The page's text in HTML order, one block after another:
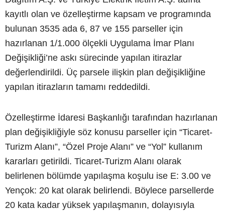
kayıtlı olan ve özelleştirme kapsam ve programında
bulunan 3535 ada 6, 87 ve 155 parseller için
hazırlanan 1/1.000 ölçekli Uygulama İmar Planı
Değişikliği’ne askı sürecinde yapılan itirazlar
değerlendirildi. Üç parsele ilişkin plan değişikliğine
yapılan itirazların tamamı reddedildi.
Özelleştirme İdaresi Başkanlığı tarafından hazırlanan
plan değişikliğiyle söz konusu parseller için “Ticaret-
Turizm Alanı”, “Özel Proje Alanı” ve “Yol” kullanım
kararları getirildi. Ticaret-Turizm Alanı olarak
belirlenen bölümde yapılaşma koşulu ise E: 3.00 ve
Yençok: 20 kat olarak belirlendi. Böylece parsellerde
20 kata kadar yüksek yapılaşmanın, dolayısıyla